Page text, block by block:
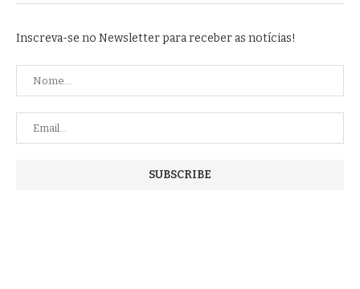
Inscreva-se no Newsletter para receber as notícias!